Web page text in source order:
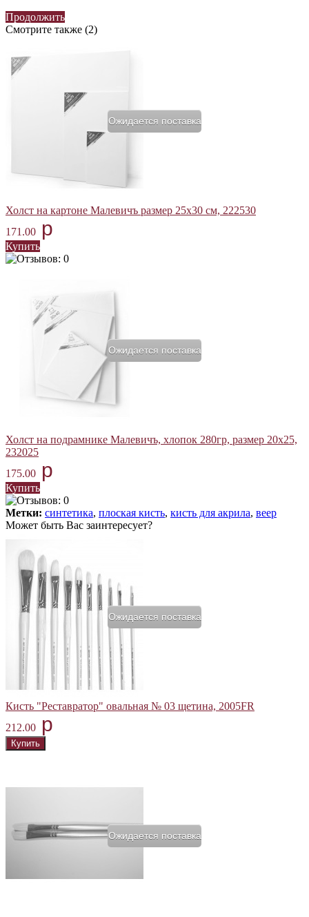
Продолжить
Смотрите также (2)
Ожидается поставка
Холст на картоне Малевичъ размер 25х30 см, 222530
171.00 p
Купить
Ожидается поставка
Холст на подрамнике Малевичъ, хлопок 280гр, размер 20х25,
232025
175.00 p
Купить
Метки: синтетика, плоская кисть, кисть для акрила, веер
Может быть Вас заинтересует?
Ожидается поставка
Кисть "Реставратор" овальная № 03 щетина, 2005FR
212.00 p
Ожидается поставка